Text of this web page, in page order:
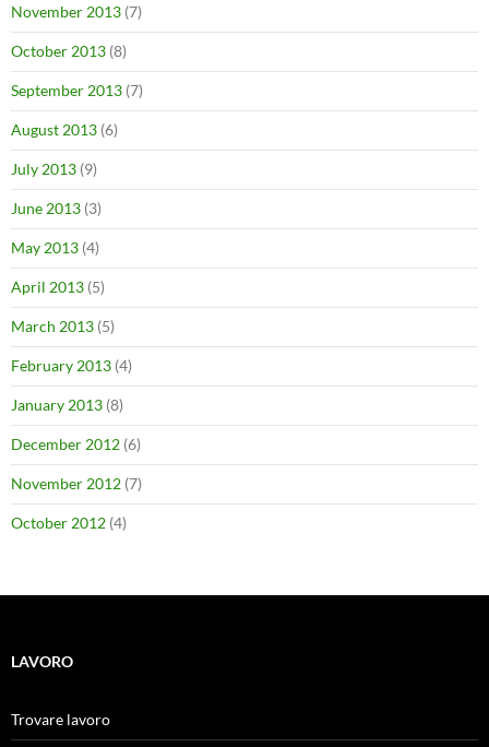
November 2013 (7)
October 2013 (8)
September 2013 (7)
August 2013 (6)
July 2013 (9)
June 2013 (3)
May 2013 (4)
April 2013 (5)
March 2013 (5)
February 2013 (4)
January 2013 (8)
December 2012 (6)
November 2012 (7)
October 2012 (4)
LAVORO
Trovare lavoro